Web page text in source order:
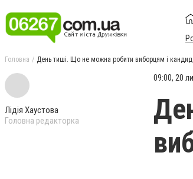
Головна День тиші. Що не можна робити виборцям і
Лідія Хаустова
Головна редакторка
09:00, 20